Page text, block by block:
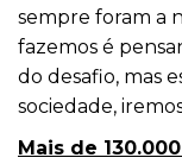
sempre foram a
fazemos é
do desafio, mas
sociedade,
Mais de